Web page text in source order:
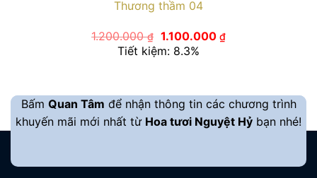
Thương thầm 04
1.200.000₫ Giá
gốc
là:
1.100.000 ₫Giá
hiện
Tiết kiệm: 8.3%
Bấm Quan Tâm để nhận thông tin các chương trình
khuyến mãi mới nhất từ Hoa tươi Nguyệt Hỷ bạn nhé!